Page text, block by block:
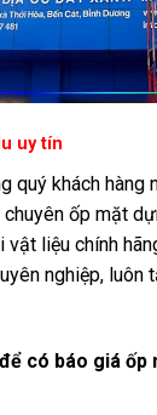
uy tín
quý khách hàng
chuyên ốp mặt
liệu chính
nghiệp, luôn
có báo giá ốp